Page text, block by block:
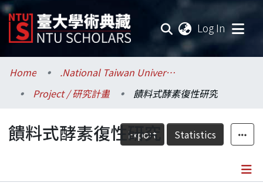
Log In
Communities & Collections
Research Outputs
Fundings & Projects
Home
.National Taiwan University / 國立臺灣大學
Project / 研究計畫
饋料式酵素復性研究
Export Statistics
饋料式酵素復性研究